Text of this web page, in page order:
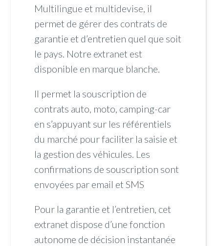
Multilingue et multidevise, il
permet de gérer des contrats de
garantie et d’entretien quel que soit
le pays. Notre extranet est
disponible en marque blanche.
Il permet la souscription de
contrats auto, moto, camping-car
en s’appuyant sur les référentiels
du marché pour faciliter la saisie et
la gestion des véhicules. Les
confirmations de souscription sont
envoyées par email et SMS
Pour la garantie et l’entretien, cet
extranet dispose d’une fonction
autonome de décision instantanée